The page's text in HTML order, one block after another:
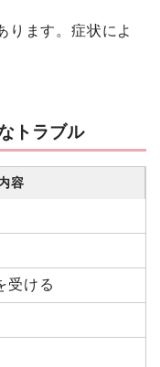
ります。症状によ
トラブル
容
受ける